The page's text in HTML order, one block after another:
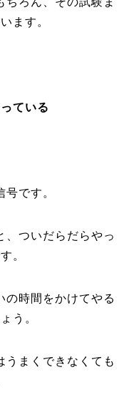
ます。
ている
です。
、ついだらだらやっ
。
の時間をかけてやる
う。
うまくできなくても